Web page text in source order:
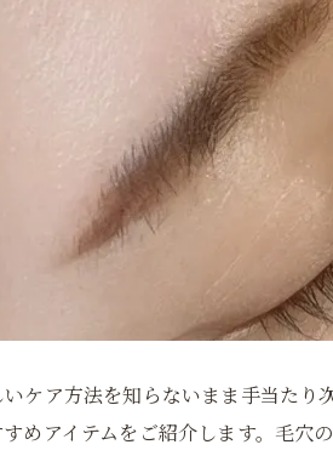
ケア方法を知らないまま手当た
めアイテムをご紹介します。毛穴